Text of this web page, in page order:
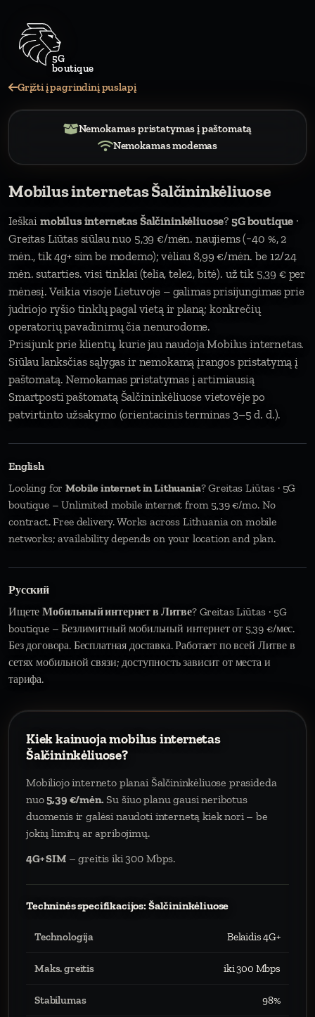
Grįžti į pagrindinį puslapį
Nemokamas pristatymas į paštomatą
Nemokamas modemas
Mobilus internetas Šalčininkėliuose
Ieškai mobilus internetas Šalčininkėliuose? 5G boutique ·
Greitas Liūtas siūlau nuo 5,39 €/mėn. naujiems (−40 %, 2
mėn., tik 4g+ sim be modemo); vėliau 8,99 €/mėn. be 12/24
mėn. sutarties. visi tinklai (telia, tele2, bitė). už tik 5,39 € per
mėnesį. Veikia visoje Lietuvoje – galimas prisijungimas prie
judriojo ryšio tinklų pagal vietą ir planą; konkrečių
operatorių pavadinimų čia nenurodome.
Prisijunk prie klientų, kurie jau naudoja Mobilus internetas.
Siūlau lanksčias sąlygas ir nemokamą įrangos pristatymą į
paštomatą. Nemokamas pristatymas į artimiausią
Smartposti paštomatą Šalčininkėliuose vietovėje po
patvirtinto užsakymo (orientacinis terminas 3–5 d. d.).
English
Looking forMobile internet in Lithuania? Greitas Liūtas · 5G
boutique – Unlimited mobile internet from 5,39 €/mo. No
contract. Free delivery. Works across Lithuania on mobile
networks; availability depends on your location and plan.
Русский
ИщетеМобильный интернет в Литве? Greitas Liūtas · 5G
boutique – Безлимитный мобильный интернет от 5,39 €/мес.
Без договора. Бесплатная доставка. Работает по всей Литве в
сетях мобильной связи; доступность зависит от места и
тарифа.
Kiek kainuoja mobilus internetas
Šalčininkėliuose?
Mobiliojo interneto planai Šalčininkėliuose prasideda
nuo5,39 €/mėn. Su šiuo planu gausi neribotus
duomenis ir galėsi naudoti internetą kiek nori – be
jokių limitų ar apribojimų.
4G+ SIM– greitis iki 300 Mbps.
Techninės specifikacijos: Šalčininkėliuose
Technologija Belaidis 4G+
Maks. greitis iki 300 Mbps
Stabilumas 98%